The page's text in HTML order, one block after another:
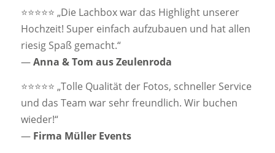
⭐️⭐️⭐️⭐️⭐️ „Die Lachbox war das Highlight unserer
Hochzeit! Super einfach aufzubauen und hat allen
riesig Spaß gemacht.“
—Anna & Tom aus Zeulenroda
⭐️⭐️⭐️⭐️⭐️ „Tolle Qualität der Fotos, schneller Service
und das Team war sehr freundlich. Wir buchen
wieder!“
— Firma Müller Events